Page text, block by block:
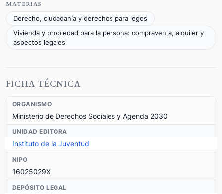
MATERIAS
Derecho, ciudadanía y derechos para legos
Vivienda y propiedad para la persona: compraventa, alquiler y
aspectos legales
FICHA TÉCNICA
ORGANISMO
Ministerio de Derechos Sociales y Agenda 2030
UNIDAD EDITORA
Instituto de la Juventud
NIPO
16025029X
DEPÓSITO LEGAL